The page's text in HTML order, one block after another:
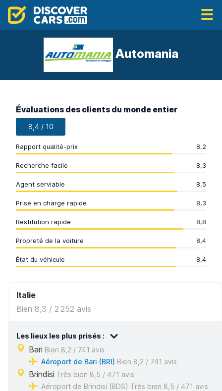
Automania
Évaluations des clients du monde entier
8,4 / 10
Rapport qualité-prix 8,2
Recherche facile 8,3
Agent serviable 8,5
Prise en charge rapide 8,3
Restitution rapide 8,8
Propreté de la voiture 8,4
État du véhicule 8,4
Italie
Bien 8,3 / 2 252 avis
Les lieux les plus prisés :
Bari Bien 8,2 / 741 avis
Aéroport de Bari (BRI) Bien 8,2 / 741 avis
Brindisi Très bien 8,5 / 471 avis
Aéroport de Brindisi (BDS) Très bien 8,5 / 471 avis